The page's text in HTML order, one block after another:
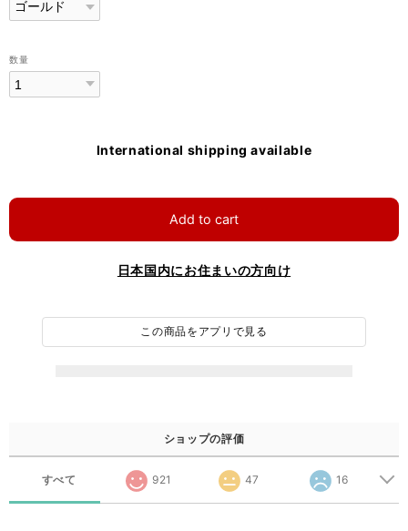
数量
International shipping available
Add to cart
日本国内にお住まいの方向け
この商品をアプリで見る
ショップの評価
すべて 921 47 16